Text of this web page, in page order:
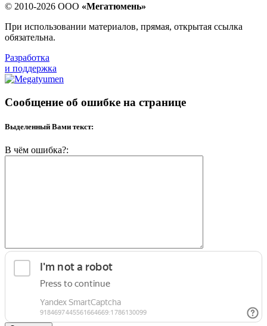
© 2010-2026 ООО «Мегатюмень»
При использовании материалов, прямая, открытая ссылка
обязательна.
Разработка
и поддержка
Сообщение об ошибке на странице
Выделенный Вами текст:
В чём ошибка?: